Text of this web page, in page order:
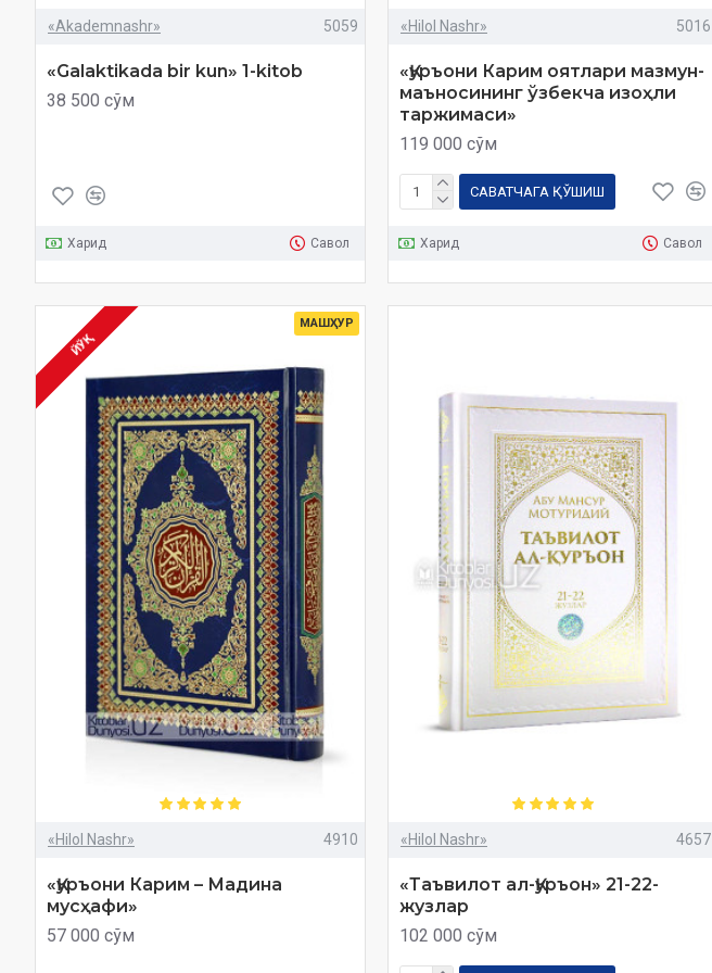
«Akademnashr» 5059
«Galaktikada bir kun» 1-kitob
38 500 сўм
Харид Савол
«Hilol Nashr» 5016
«Қуръони Карим оятлари мазмун-
маъносининг ўзбекча изоҳли
таржимаси»
119 000 сўм
САВАТЧАГА ҚЎШИШ
Харид Савол
МАШҲУР
ЙЎҚ
«Hilol Nashr» 4910
«Қуръони Карим – Мадина
мусҳафи»
57 000 сўм
«Hilol Nashr» 4657
«Таъвилот ал-Қуръон» 21-22-
жузлар
102 000 сўм